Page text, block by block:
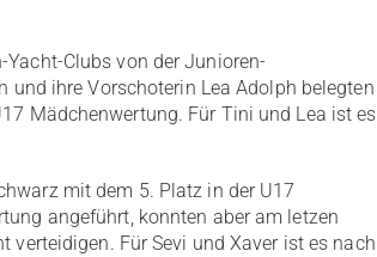
Clubs von der Junioren-
ihre Vorschoterin Lea Adolph belegten
Mädchenwertung. Für Tini und Lea ist es
mit dem 5. Platz in der U17
angeführt, konnten aber am letzen
Für Sevi und Xaver ist es nach